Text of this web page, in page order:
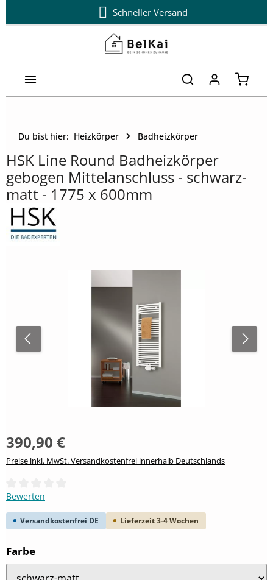
Zum Hauptinhalt springenSchneller Versand
Du bist hier: Heizkörper Badheizkörper
HSK Line Round Badheizkörper
gebogen Mittelanschluss - schwarz-
matt - 1775 x 600mm
390,90 €
Preise inkl. MwSt. Versandkostenfrei innerhalb Deutschlands
Durchschnittliche Bewertung von 0 von 5 Sternen
Bewerten
Versandkostenfrei DE Lieferzeit 3-4 Wochen
Farbeauswählen